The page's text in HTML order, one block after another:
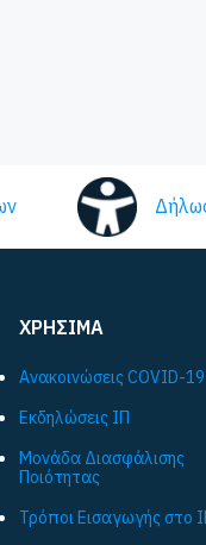
ΧΡΗΣΙΜΑ
Ανακοινώσεις COVID-19
Εκδηλώσεις ΙΠ
Μονάδα Διασφάλισης
Ποιότητας
Τρόποι Εισαγωγής στο